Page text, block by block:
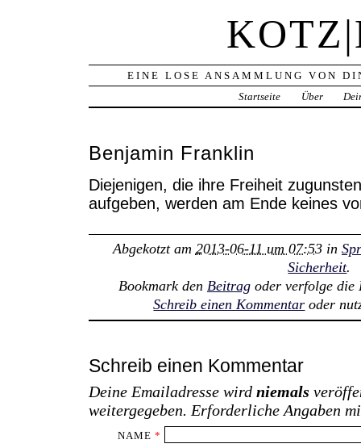
EINE LOSE ANSAMMLUNG VON
Startseite
Über
Benjamin Franklin
Diejenigen, die ihre Freiheit
aufgeben, werden am Ende keines
Abgekotzt am 2013-06-11 um 07:53in
Sicherheit.
Bookmark den Beitragoder verfolge die
Schreib einen Kommentar oder
Schreib einen Kommentar
Deine Emailadresse wird niemals
weitergegeben. Erforderliche Angaben
NAME *